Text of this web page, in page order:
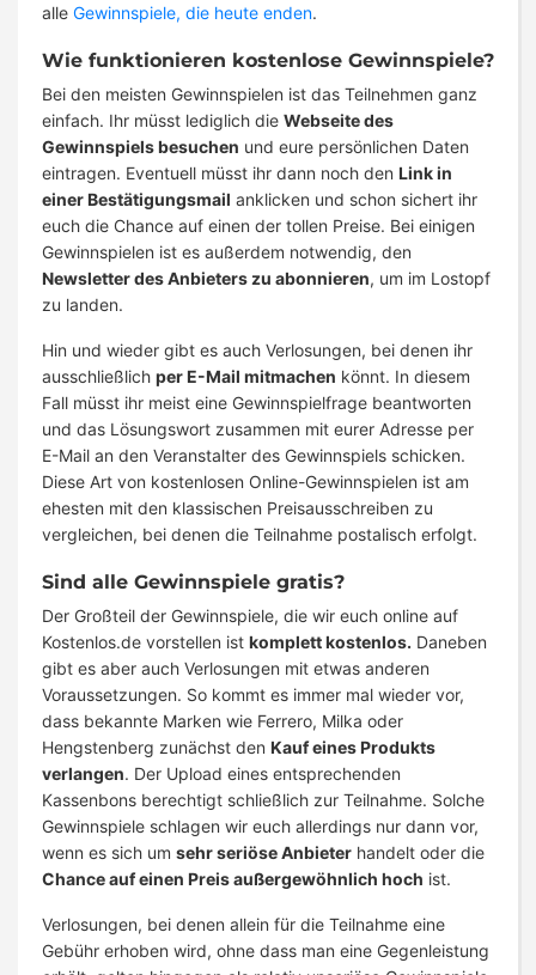
alle Gewinnspiele, die heute enden.
Wie funktionieren kostenlose Gewinnspiele?
Bei den meisten Gewinnspielen ist das Teilnehmen ganz
einfach. Ihr müsst lediglich die Webseite des
Gewinnspiels besuchen und eure persönlichen Daten
eintragen. Eventuell müsst ihr dann noch den Link in
einer Bestätigungsmail anklicken und schon sichert ihr
euch die Chance auf einen der tollen Preise. Bei einigen
Gewinnspielen ist es außerdem notwendig, den
Newsletter des Anbieters zu abonnieren, um im Lostopf
zu landen.
Hin und wieder gibt es auch Verlosungen, bei denen ihr
ausschließlich per E-Mail mitmachen könnt. In diesem
Fall müsst ihr meist eine Gewinnspielfrage beantworten
und das Lösungswort zusammen mit eurer Adresse per
E-Mail an den Veranstalter des Gewinnspiels schicken.
Diese Art von kostenlosen Online-Gewinnspielen ist am
ehesten mit den klassischen Preisausschreiben zu
vergleichen, bei denen die Teilnahme postalisch erfolgt.
Sind alle Gewinnspiele gratis?
Der Großteil der Gewinnspiele, die wir euch online auf
Kostenlos.de vorstellen ist komplett kostenlos. Daneben
gibt es aber auch Verlosungen mit etwas anderen
Voraussetzungen. So kommt es immer mal wieder vor,
dass bekannte Marken wie Ferrero, Milka oder
Hengstenberg zunächst den Kauf eines Produkts
verlangen. Der Upload eines entsprechenden
Kassenbons berechtigt schließlich zur Teilnahme. Solche
Gewinnspiele schlagen wir euch allerdings nur dann vor,
wenn es sich um sehr seriöse Anbieter handelt oder die
Chance auf einen Preis außergewöhnlich hoch ist.
Verlosungen, bei denen allein für die Teilnahme eine
Gebühr erhoben wird, ohne dass man eine Gegenleistung